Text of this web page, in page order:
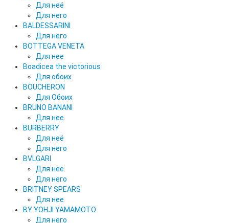
Для неё
Для него
BALDESSARINI
Для него
BOTTEGA VENETA
Для нее
Boadicea the victorious
Для обоих
BOUCHERON
Для Обоих
BRUNO BANANI
Для нее
BURBERRY
Для неё
Для него
BVLGARI
Для неё
Для него
BRITNEY SPEARS
Для нее
BY YOHJI YAMAMOTO
Для него